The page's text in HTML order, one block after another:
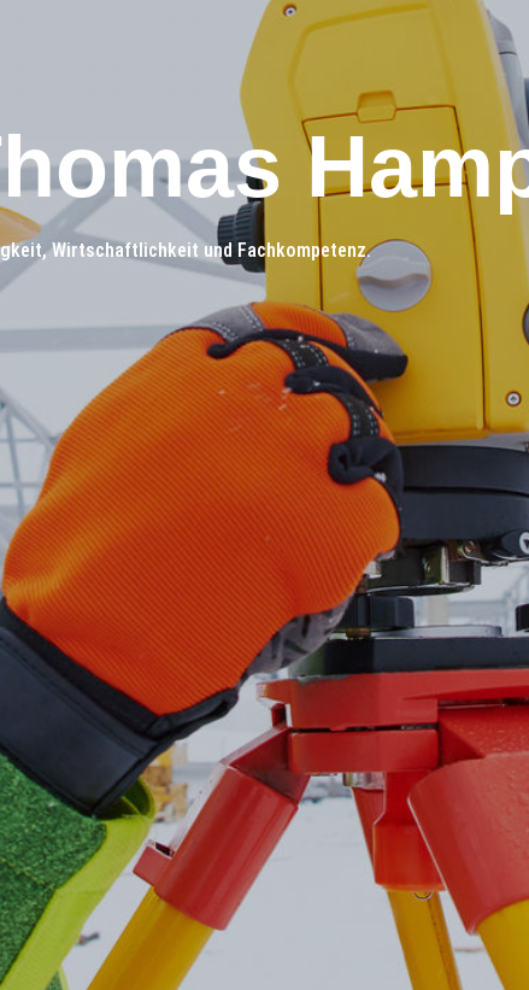
Wirtschaftlichkeit und Fachkompetenz.